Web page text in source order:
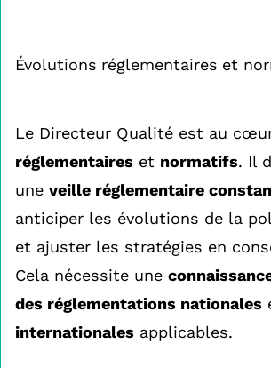
Évolutions réglementaires et
Le Directeur Qualité est au
réglementaires et normatifs. Il
une veille réglementaire
anticiper les évolutions de la
et ajuster les stratégies en
Cela nécessite une
des réglementations nationales
internationales applicables.